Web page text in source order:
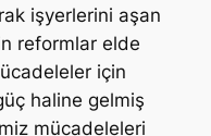
işyerlerini aşan
reformlar elde
için
haline gelmiş
mücadeleleri